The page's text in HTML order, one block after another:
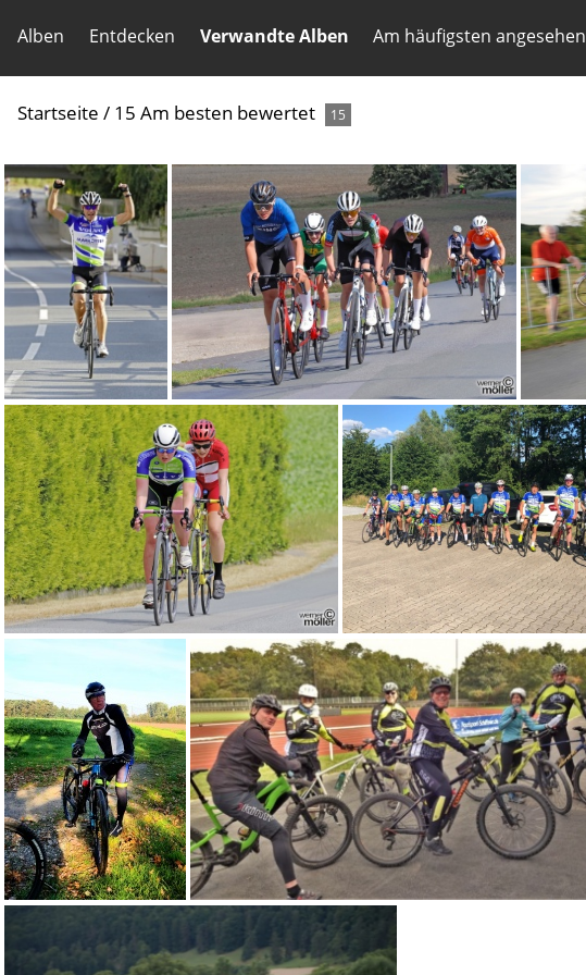
Alben Entdecken Verwandte Alben Am häufigsten angesehen
Startseite / 15 Am besten bewertet 15
(4.73) Sieger MarkusNielaender WestfalenMeisterschaft2018 GT (4.60) 545031578 2876684312541951 6613126098716174294 n
(4.60) R5B4600 Bissendorf